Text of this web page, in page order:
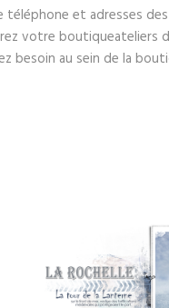
téléphone et adresses
votre boutiqueateliers
besoin au sein de la